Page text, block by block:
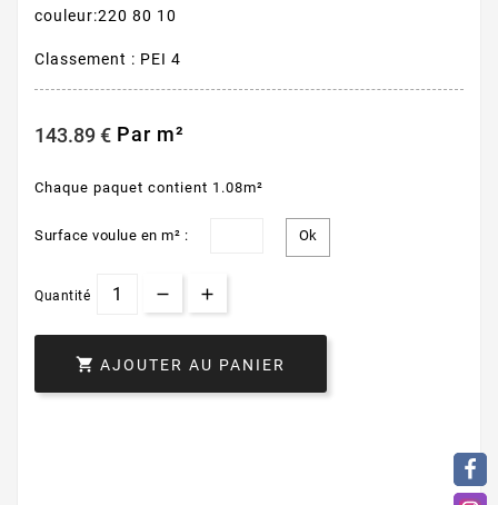
couleur:220 80 10
Classement : PEI 4
143.89 € Par m²
Chaque paquet contient 1.08m²
Surface voulue en m² :
Quantité
 AJOUTER AU PANIER